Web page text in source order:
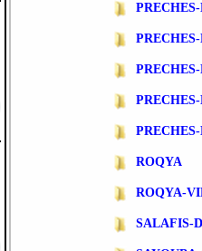
ROQYA
ROQYA-
SALAFIS-